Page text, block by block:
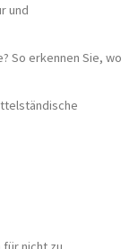
und
So erkennen Sie, wo